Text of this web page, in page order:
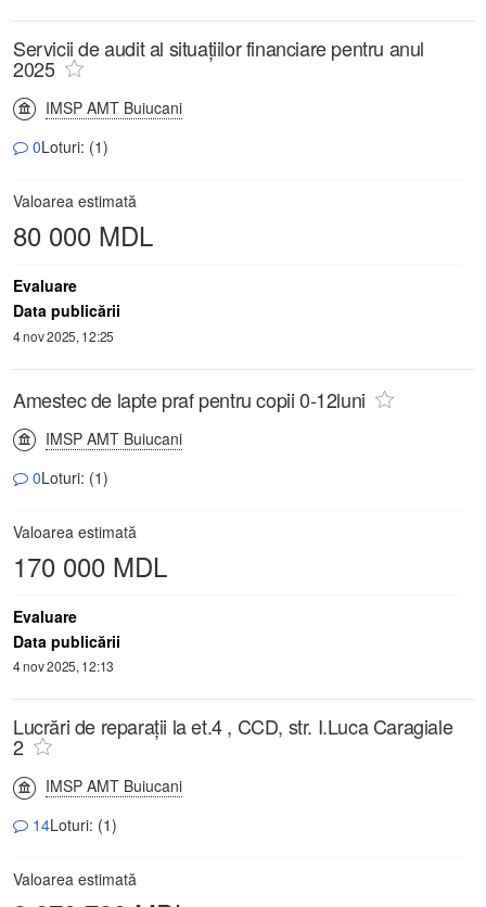
Servicii de audit al situațiilor financiare pentru anul
2025
IMSP AMT Buiucani
0Loturi: (1)
Valoarea estimată
80 000 MDL
Evaluare
Data publicării
4 nov 2025, 12:25
Amestec de lapte praf pentru copii 0-12luni
IMSP AMT Buiucani
0Loturi: (1)
Valoarea estimată
170 000 MDL
Evaluare
Data publicării
4 nov 2025, 12:13
Lucrări de reparații la et.4 , CCD, str. I.Luca Caragiale
2
IMSP AMT Buiucani
14Loturi: (1)
Valoarea estimată